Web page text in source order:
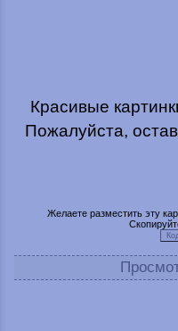
Красивые
Пожалуйста,
Желаете разместить эту